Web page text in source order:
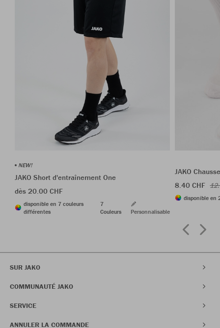
NEW!
JAKO Short d'entraînement One
dès 20.00 CHF
disponible en 7 couleurs
différentes
7
Couleurs
Personnalisable
JAKO
8.40 CHF
disponible en
SUR JAKO
COMMUNAUTÉ JAKO
SERVICE
ANNULER LA COMMANDE